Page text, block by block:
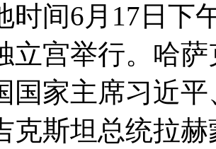
6月17日下午
立宫举行。哈
国家主席习近
克斯坦总统拉